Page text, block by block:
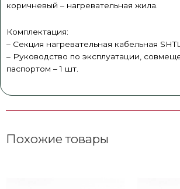
коричневый – нагревательная жила.
Комплектация:
– Секция нагревательная кабельная
– Руководство по эксплуатации,
паспортом – 1 шт.
Похожие товары